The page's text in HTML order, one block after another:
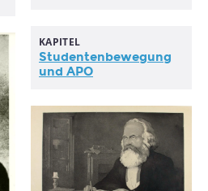
KAPITEL
Studentenbewegung
und APO